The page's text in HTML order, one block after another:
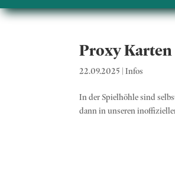
Proxy
22.09.2025 |Infos
In der Spielhöhle sind
dann in unseren